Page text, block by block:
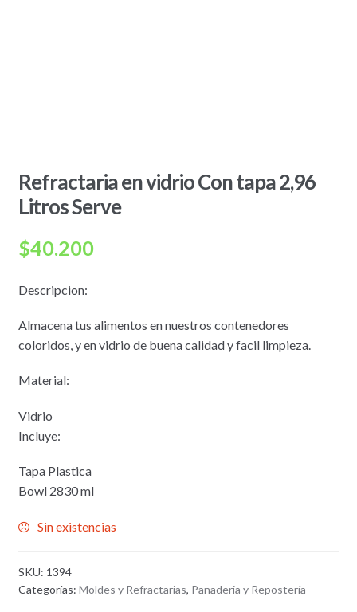
Refractaria en vidrio Con tapa 2,96
Litros Serve
$40.200
Descripcion:
Almacena tus alimentos en nuestros contenedores
coloridos, y en vidrio de buena calidad y facil limpieza.
Material:
Vidrio
Incluye:
Tapa Plastica
Bowl 2830 ml
Sin existencias
SKU: 1394
Categorías: Moldes y Refractarias, Panaderia y Repostería